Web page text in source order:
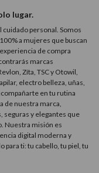
lugar.
cuidado personal. Somos
a mujeres que buscan
de compra
marcas
Zíta, TSC y Otowil,
electro belleza, uñas,
en tu rutina
de nuestra marca,
seguras y elegantes que
Nuestra misión es
digital moderna y
para ti: tu cabello, tu piel, tu